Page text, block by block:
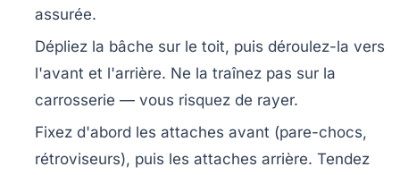
assurée.
Dépliez la bâche sur le toit, puis déroulez-la vers
l'avant et l'arrière. Ne la traînez pas sur la
carrosserie — vous risquez de rayer.
Fixez d'abord les attaches avant (pare-chocs,
rétroviseurs), puis les attaches arrière. Tendez